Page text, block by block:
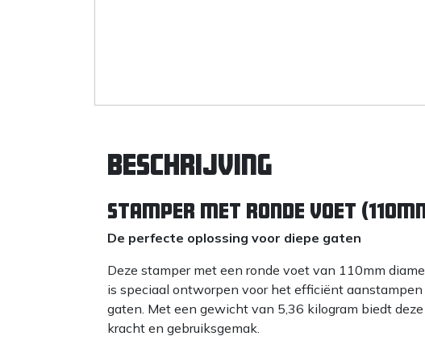
Beschrijving
Stamper met ronde voet
De perfecte oplossing voor diepe gaten
Deze stamper met een ronde voet van 110mm
is speciaal ontworpen voor het efficiënt
gaten. Met een gewicht van 5,36 kilogram biedt
kracht en gebruiksgemak.